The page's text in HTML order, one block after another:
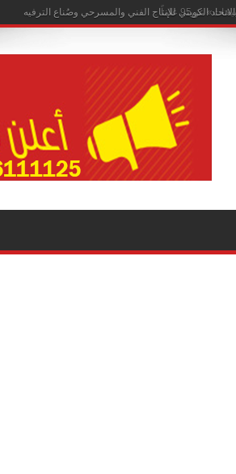
الكويتي للإنتاج الفني والمسرحي وصُناع الترفيه